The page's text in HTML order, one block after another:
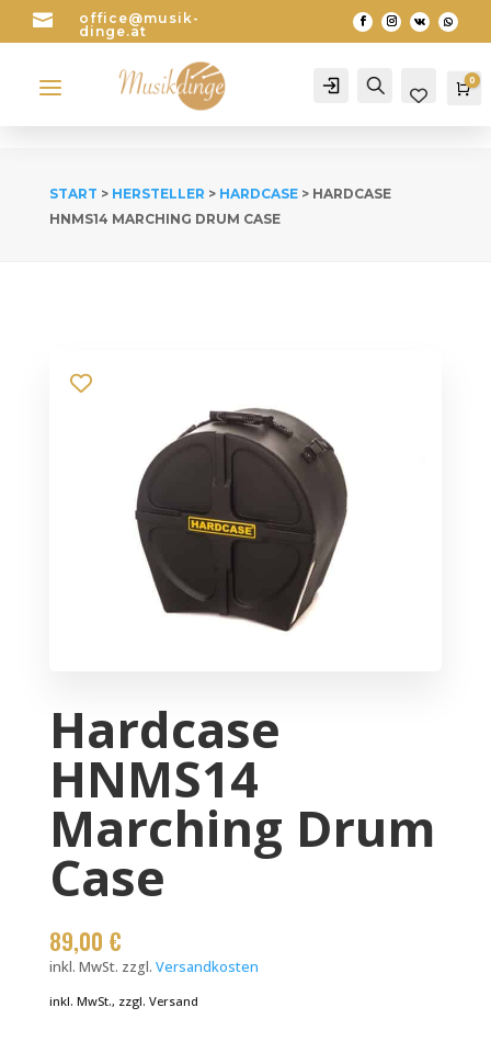

office@musik-
dinge.at
a Account Search 0
START > HERSTELLER > HARDCASE> HARDCASE
HNMS14 MARCHING DRUM CASE
Hardcase
HNMS14
Marching Drum
Case
89,00 €
inkl. MwSt. zzgl. Versandkosten
inkl. MwSt., zzgl. Versand